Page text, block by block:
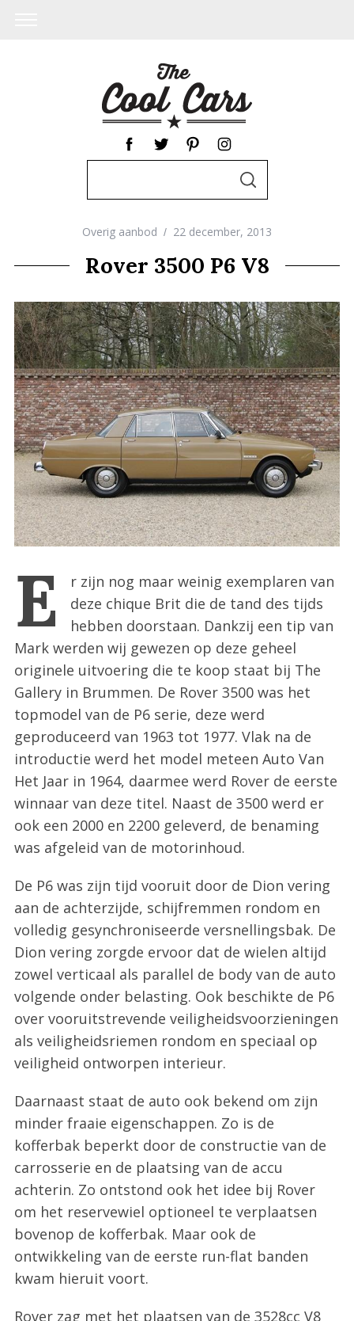
r
c
f
o
r
:
S
E
C
H
Overig aanbod 22 december, 2013
Rover 3500 P6 V8
E
r zijn nog maar weinig exemplaren van
deze chique Brit die de tand des tijds
hebben doorstaan. Dankzij een tip van
Mark werden wij gewezen op deze geheel
originele uitvoering die te koop staat bij The
Gallery in Brummen. De Rover 3500 was het
topmodel van de P6 serie, deze werd
geproduceerd van 1963 tot 1977. Vlak na de
introductie werd het model meteen Auto Van
Het Jaar in 1964, daarmee werd Rover de eerste
winnaar van deze titel. Naast de 3500 werd er
ook een 2000 en 2200 geleverd, de benaming
was afgeleid van de motorinhoud.
De P6 was zijn tijd vooruit door de Dion vering
aan de achterzijde, schijfremmen rondom en
volledig gesynchroniseerde versnellingsbak. De
Dion vering zorgde ervoor dat de wielen altijd
zowel verticaal als parallel de body van de auto
volgende onder belasting. Ook beschikte de P6
over vooruitstrevende veiligheidsvoorzieningen
als veiligheidsriemen rondom en speciaal op
veiligheid ontworpen interieur.
Daarnaast staat de auto ook bekend om zijn
minder fraaie eigenschappen. Zo is de
kofferbak beperkt door de constructie van de
carrosserie en de plaatsing van de accu
achterin. Zo ontstond ook het idee bij Rover
om het reservewiel optioneel te verplaatsen
bovenop de kofferbak. Maar ook de
ontwikkeling van de eerste run-flat banden
kwam hieruit voort.
Rover zag met het plaatsen van de 3528cc V8